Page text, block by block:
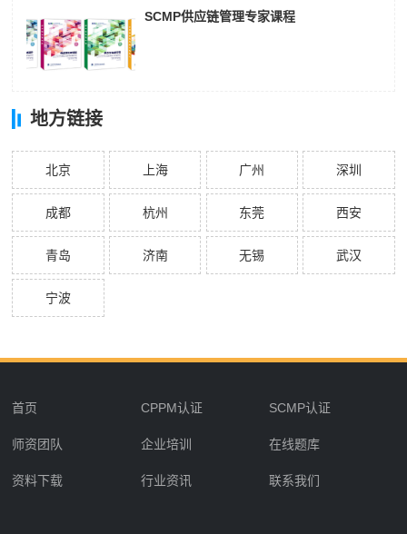
SCMP供应链管理专家课程
地方链接
北京 上海 广州 深圳
成都 杭州 东莞 西安
青岛 济南 无锡 武汉
宁波
首页 CPPM认证 SCMP认证
师资团队 企业培训 在线题库
资料下载 行业资讯 联系我们